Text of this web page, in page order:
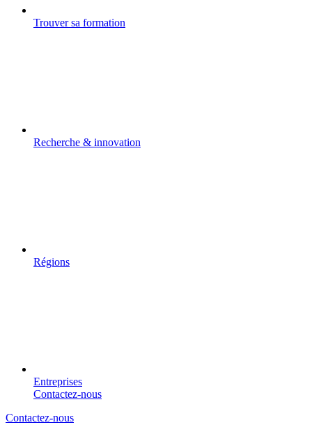
Trouver sa formation
Recherche & innovation
Régions
Entreprises
Contactez-nous
Contactez-nous